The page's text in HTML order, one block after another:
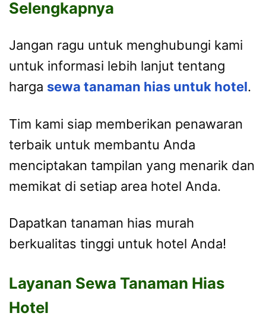
Selengkapnya
Jangan ragu untuk menghubungi kami
untuk informasi lebih lanjut tentang
harga sewa tanaman hias untuk hotel.
Tim kami siap memberikan penawaran
terbaik untuk membantu Anda
menciptakan tampilan yang menarik dan
memikat di setiap area hotel Anda.
Dapatkan tanaman hias murah
berkualitas tinggi untuk hotel Anda!
Layanan Sewa Tanaman Hias
Hotel